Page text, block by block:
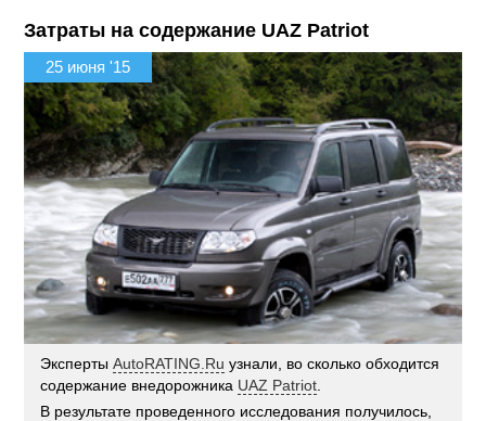
Затраты на содержание UAZ Patriot
25 июня '15
ЭкспертыAutoRATING.Ru узнали, во сколько обходится
содержание внедорожника UAZ Patriot
В результате проведенного исследования получилось,